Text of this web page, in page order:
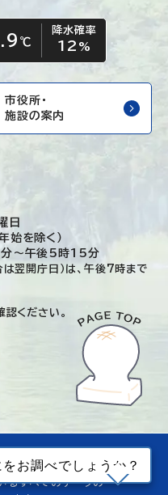
もり
℃
降水確率
12 %
市役所・
施設の案内
日
始を除く）
～午後5時15分
翌開庁日）は、午後7時まで
認ください。
reserved.
るすべてのデータの